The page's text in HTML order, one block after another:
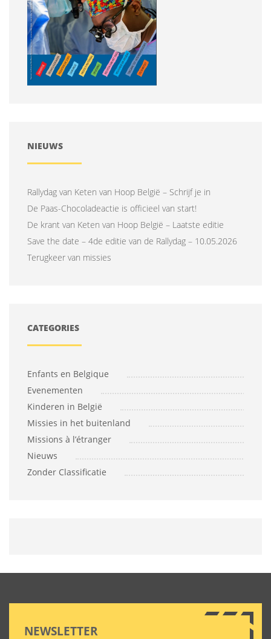
NIEUWS
Rallydag van Keten van Hoop België – Schrijf je in
De Paas-Chocoladeactie is officieel van start!
De krant van Keten van Hoop België – Laatste editie
Save the date – 4de editie van de Rallydag – 10.05.2026
Terugkeer van missies
CATEGORIES
Enfants en Belgique
Evenementen
Kinderen in België
Missies in het buitenland
Missions à l’étranger
Nieuws
Zonder Classificatie
NEWSLETTER